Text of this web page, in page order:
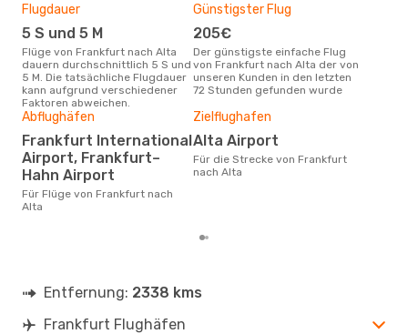
Flugdauer
5 S und 5 M
Flüge von Frankfurt nach Alta
dauern durchschnittlich 5 S und
5 M. Die tatsächliche Flugdauer
kann aufgrund verschiedener
Faktoren abweichen.
Günstigster Flug
205€
Der günstigste einfache Flug
von Frankfurt nach Alta der von
unseren Kunden in den letzten
72 Stunden gefunden wurde
Abflughäfen
Frankfurt International
Airport, Frankfurt–
Hahn Airport
Für Flüge von Frankfurt nach
Alta
Zielflughafen
Alta Airport
Für die Strecke von Frankfurt
nach Alta
Entfernung: 2338 kms
Frankfurt Flughäfen